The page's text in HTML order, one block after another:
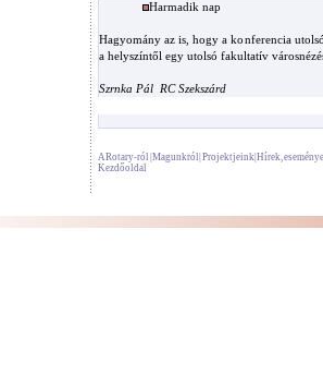
Harmadik nap
Hagyomány az is, hogy a konferencia
a helyszíntől egy utolsó fakultatív
Szrnka Pál  RC Szekszárd
A Rotary-ról |Magunkról Projektjeink|Hírek,
Kezdőoldal